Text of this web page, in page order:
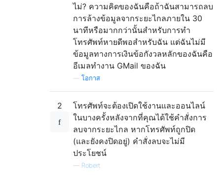
ไม่? ความคิดของฉันคือถ้าฉันสามารถลบ
การล้างข้อมูลจากระยะไกลภายใน 30
นาทีหรือมากกว่านั้นสำหรับการทำ
โทรศัพท์หายดีพอสำหรับฉัน แต่ฉันไม่มี
ข้อมูลทางการเงินข้อกังวลหลักของฉันคือ
อีเมลทำงาน GMail ของฉัน
โอกาส
2
โทรศัพท์จะต้องเปิดใช้งานและออนไลน์
ในบางครั้งหลังจากที่คุณได้ใช้คำสั่งการ
ลบจากระยะไกล หากโทรศัพท์ถูกปิด
(และยังคงปิดอยู่) คำสั่งลบจะไม่มี
ประโยชน์
— Robert